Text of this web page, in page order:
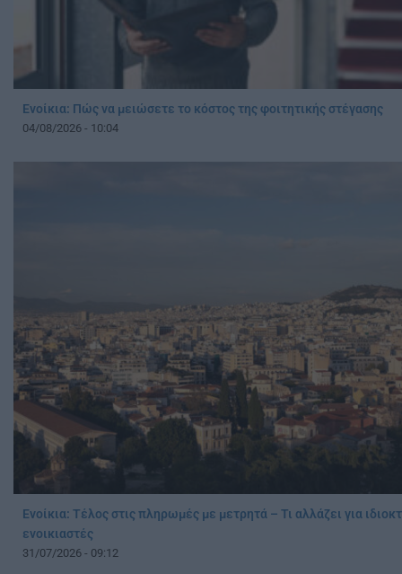
Ενοίκια: Πώς να μειώσετε το κόστος της φοιτητικής στέγασης
04/08/2026 - 10:04
Ενοίκια: Τέλος στις πληρωμές με μετρητά – Τι αλλάζει για
ενοικιαστές
31/07/2026 - 09:12